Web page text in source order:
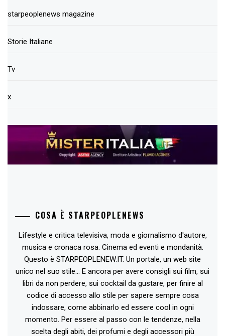
starpeoplenews magazine
Storie Italiane
Tv
x
COSA È STARPEOPLENEWS
Lifestyle e critica televisiva, moda e giornalismo d'autore,
musica e cronaca rosa. Cinema ed eventi e mondanità.
Questo è STARPEOPLENEW.IT. Un portale, un web site
unico nel suo stile... E ancora per avere consigli sui film, sui
libri da non perdere, sui cocktail da gustare, per finire al
codice di accesso allo stile per sapere sempre cosa
indossare, come abbinarlo ed essere cool in ogni
momento. Per essere al passo con le tendenze, nella
scelta degli abiti, dei profumi e degli accessori più